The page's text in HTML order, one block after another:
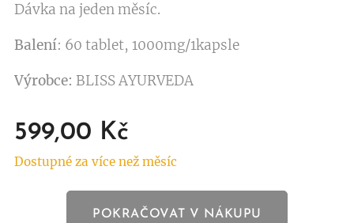
Dávka na jeden měsíc.
Balení: 60 tablet, 1000mg/1kapsle
Výrobce: BLISS AYURVEDA
599,00 Kč
Dostupné za více než měsíc
POKRAČOVAT V NÁKUPU